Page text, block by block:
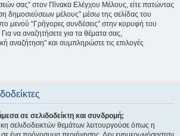
σας” στον Πίνακα Ελέγχου Μέλους, είτε πατώντας
δημοσιεύσεων μέλους” μέσω της σελίδας του
μενού “Γρήγορες συνδέσεις” στην κορυφή του
να αναζητήσετε για τα θέματα σας,
αναζήτηση” και συμπληρώστε τις επιλογές
σε σελιδοδείκτη και συνδρομή;
σελιδοδεικτών θεμάτων λειτουργούσε όπως η